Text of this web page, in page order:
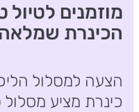
מוזמנים
הכינרת
הצעה למסלול
כינרת מציע